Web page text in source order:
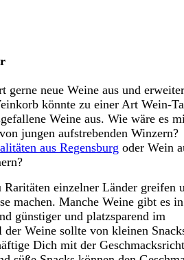
gerne neue Weine aus und
könnte zu einer Art Wein-
Weine aus. Wie wäre es
jungen aufstrebenden Winzern?
aus Regensburg oder Wein
einzelner Länder greifen
machen. Manche Weine gibt es in
günstiger und platzsparend im
Weine sollte von kleinen
Dich mit der